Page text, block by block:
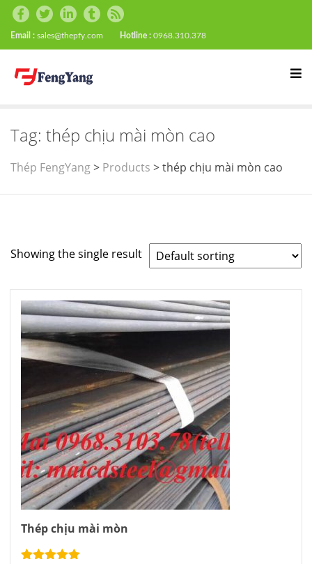
Email : sales@thepfy.com Hotline : 0968.310.378
Tag: thép chịu mài mòn cao
Thép FengYang> Products >thép chịu mài mòn cao
Showing the single result
Thép chịu mài mòn